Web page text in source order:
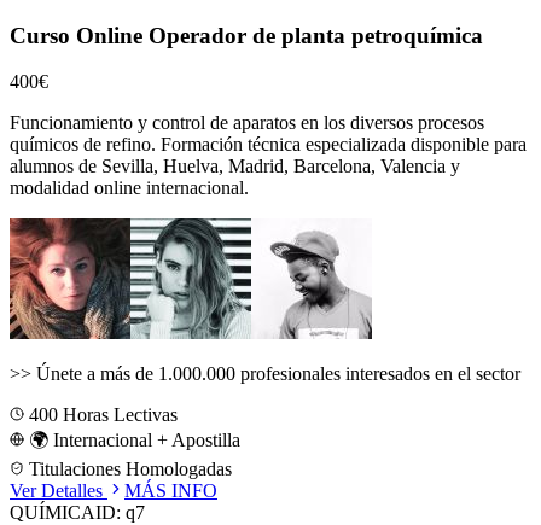
Curso Online Operador de planta petroquímica
400€
Funcionamiento y control de aparatos en los diversos procesos
químicos de refino. Formación técnica especializada disponible para
alumnos de Sevilla, Huelva, Madrid, Barcelona, Valencia y
modalidad online internacional.
>> Únete a más de 1.000.000 profesionales interesados en el sector
400 Horas Lectivas
🌍 Internacional + Apostilla
Titulaciones Homologadas
Ver Detalles
MÁS INFO
QUÍMICAID: q7